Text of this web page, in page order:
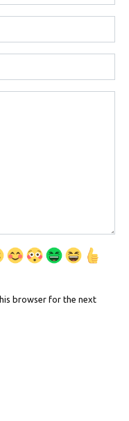
browser for the next